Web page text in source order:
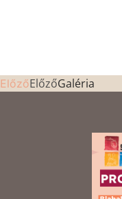
ElőzőElőzőGaléria